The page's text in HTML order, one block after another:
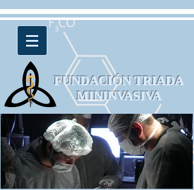
FUNDACIÓN TRIADA
MININVASIVA